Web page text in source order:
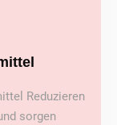
Reduzieren
sorgen